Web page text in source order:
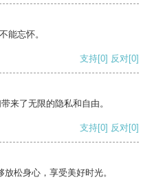
能忘怀。
支持[0] 反对[0]
来了无限的隐私和自由。
支持[0] 反对[0]
松身心，享受美好时光。